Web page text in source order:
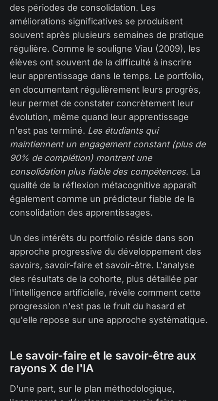
des périodes de consolidation. Les
améliorations significatives se produisent
souvent après plusieurs semaines de pratique
régulière. Comme le souligne Viau (2009), les
élèves ont souvent de la difficulté à inscrire
leur apprentissage dans le temps. Le portfolio,
en documentant régulièrement leurs progrès,
leur permet de constater concrètement leur
évolution, même quand leur apprentissage
n'est pas terminé. Les étudiants qui
maintiennent un engagement constant (plus de
90% de complétion) montrent une
consolidation plus fiable des compétences. La
qualité de la réflexion métacognitive apparaît
également comme un prédicteur fiable de la
consolidation des apprentissages.
Un des intérêts du portfolio réside dans son
approche progressive du développement des
savoirs, savoir-faire et savoir-être. L'analyse
des résultats de la cohorte, plus détaillée par
l'intelligence artificielle, révèle comment cette
progression n'est pas le fruit du hasard et
qu'elle repose sur une approche systématique.
Le savoir-faire et le savoir-être aux
rayons X de l'IA
D'une part, sur le plan méthodologique,